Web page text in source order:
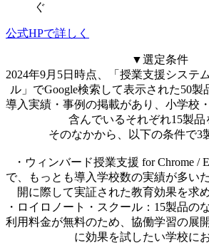
ぐ
公式HPで詳しく
▼選定条件
2024年9月5日時点、「授業支援システ
ル」でGoogle検索して表示された50製
導入実績・事例の掲載があり、小学校
含んでいるそれぞれ15製品
そのなかから、以下の条件で3
・ウィンバード授業支援 for Chrome /
で、もっとも導入学校数の実績が多い
開に際して実証された教育効果を求
・ロイロノート・スクール：15製品の
利用料金が無料のため、協働学習の展
に効果を試したい学校に